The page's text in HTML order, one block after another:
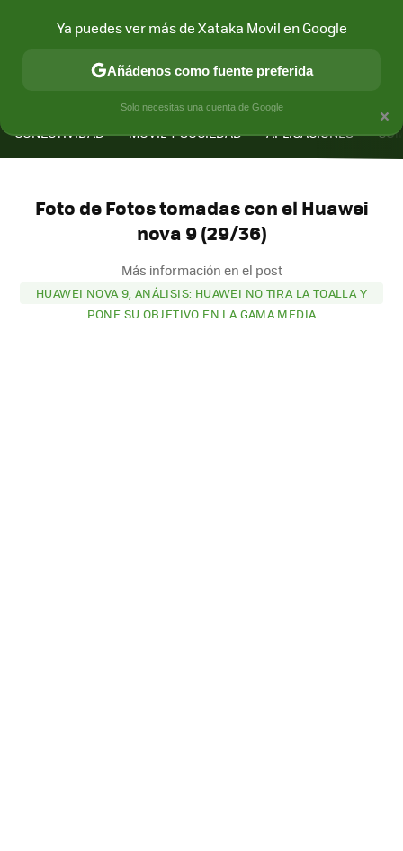
CONECTIVIDAD MÓVIL Y SOCIEDAD APLICACIONES
Foto de Fotos tomadas con el Huawei
nova 9 (29/36)
Más información en el post
HUAWEI NOVA 9, ANÁLISIS: HUAWEI NO TIRA LA TOALLA Y
PONE SU OBJETIVO EN LA GAMA MEDIA
×
Ya puedes ver más de Xataka Movil en Google
Añádenos como fuente preferida
Solo necesitas una cuenta de Google